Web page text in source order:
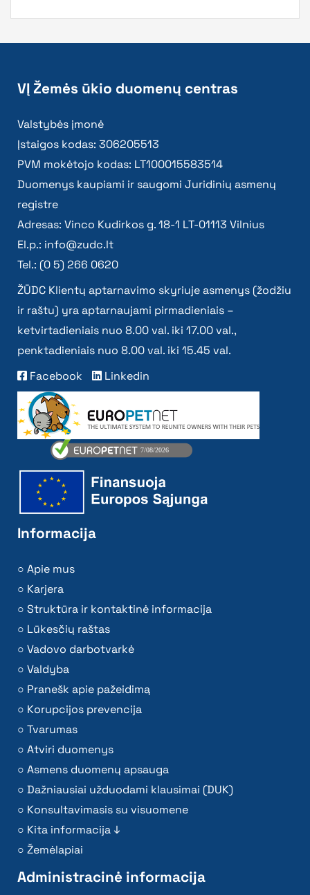
VĮ Žemės ūkio duomenų centras
Valstybės įmonė
Įstaigos kodas: 306205513
PVM mokėtojo kodas: LT100015583514
Duomenys kaupiami ir saugomi Juridinių asmenų
registre
Adresas: Vinco Kudirkos g. 18-1 LT-01113 Vilnius
El.p.: info@zudc.lt
Tel.: (0 5) 266 0620
ŽŪDC Klientų aptarnavimo skyriuje asmenys (žodžiu
ir raštu) yra aptarnaujami pirmadieniais –
ketvirtadieniais nuo 8.00 val. iki 17.00 val.,
penktadieniais nuo 8.00 val. iki 15.45 val.
Facebook
Linkedin
Informacija
Apie mus
Karjera
Struktūra ir kontaktinė informacija
Lūkesčių raštas
Vadovo darbotvarkė
Valdyba
Pranešk apie pažeidimą
Korupcijos prevencija
Tvarumas
Atviri duomenys
Asmens duomenų apsauga
Dažniausiai užduodami klausimai (DUK)
Konsultavimasis su visuomene
Kita informacija ↓
Žemėlapiai
Administracinė informacija